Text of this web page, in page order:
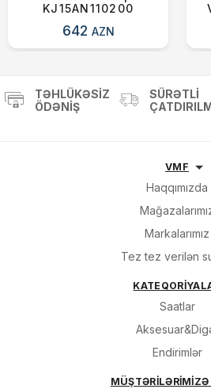
KJ15AN110200
642 AZN
TƏHLÜKƏSIZ
ÖDƏNIŞ
SÜRƏTLI
VMF
Haqqımızda
Markalarımız
Tez tez verilən
Saatlar
Endirimlər
MÜŞTƏRİLƏRİMİZƏ